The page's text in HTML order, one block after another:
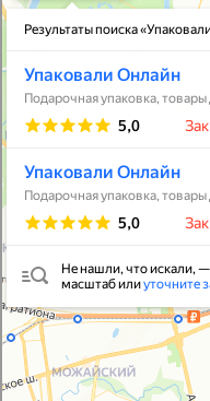
© 2021-2025, ООО